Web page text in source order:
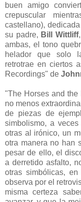
buen amigo
crepuscular
castellano),
su padre, Bill Wittliff
ambas, el tono
helador que solo
retrotrae en ciertos
Recordings" de
"The Horses and
no menos
de piezas de
simbolismo, a
otras al irónico, un
otra manera no han
pesar de ello, el
a derretido asfalto,
otras simbólicas,
observa por el
misma certeza